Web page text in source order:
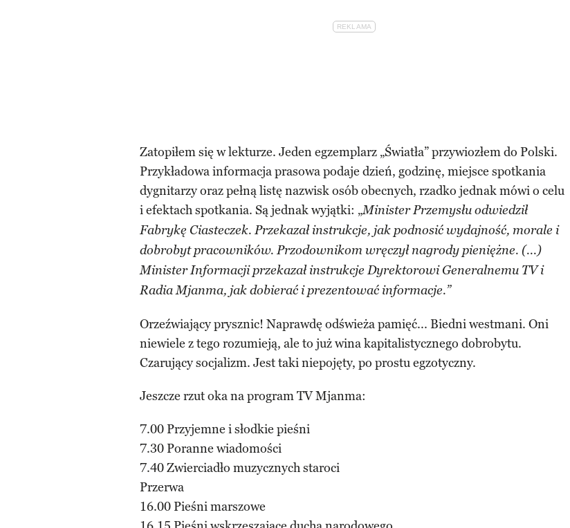
Zatopiłem się w lekturze. Jeden egzemplarz „Światła” przywiozłem do Polski.
Przykładowa informacja prasowa podaje dzień, godzinę, miejsce spotkania
dygnitarzy oraz pełną listę nazwisk osób obecnych, rzadko jednak mówi o celu
i efektach spotkania. Są jednak wyjątki: „Minister Przemysłu odwiedził
Fabrykę Ciasteczek. Przekazał instrukcje, jak podnosić wydajność, morale i
dobrobyt pracowników. Przodownikom wręczył nagrody pieniężne. (...)
Minister Informacji przekazał instrukcje Dyrektorowi Generalnemu TV i
Radia Mjanma, jak dobierać i prezentować informacje.”
Orzeźwiający prysznic! Naprawdę odświeża pamięć... Biedni westmani. Oni
niewiele z tego rozumieją, ale to już wina kapitalistycznego dobrobytu.
Czarujący socjalizm. Jest taki niepojęty, po prostu egzotyczny.
Jeszcze rzut oka na program TV Mjanma:
7.00 Przyjemne i słodkie pieśni
7.30 Poranne wiadomości
7.40 Zwierciadło muzycznych staroci
Przerwa
16.00 Pieśni marszowe